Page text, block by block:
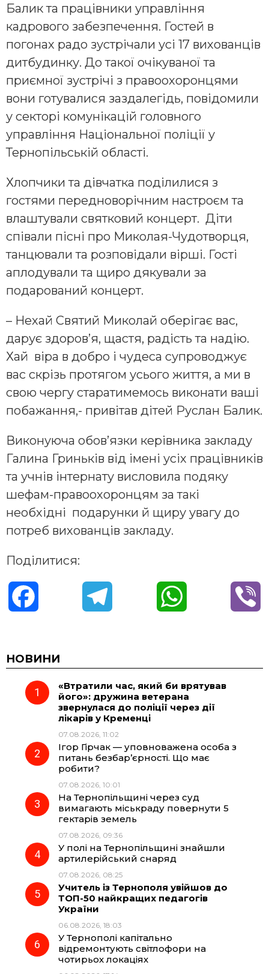
Балик та працівники управління
кадрового забезпечення. Гостей в
погонах радо зустрічали усі 17 вихованців
дитбудинку. До такої очікуваної та
приємної зустрічі з правоохоронцями
вони готувалися заздалегідь, повідомили
у секторі комунікацій головного
управління Національної поліції у
Тернопільській області.
Хлопчики та дівчатка поділилися з
гостями передноворічним настроєм та
влаштували святковий концерт. Діти
співали пісні про Миколая-Чудотворця,
танцювали та розповідали вірші. Гості
аплодували та щиро дякували за
подарований концерт.
– Нехай Святий Миколай оберігає вас,
дарує здоров’я, щастя, радість та надію.
Хай віра в добро і чудеса супроводжує
вас скрізь протягом усього життя, а ми в
свою чергу старатимемось виконати ваші
побажання,- привітав дітей Руслан Балик.
Виконуюча обов’язки керівника закладу
Галина Гриньків від імені усіх працівників
та учнів інтернату висловила подяку
шефам-правоохоронцям за такі
необхідні подарунки й щиру увагу до
потреб вихованців закладу.
Поділитися:
c
e
o
k
e
g
r
m
t
A
p
НОВИНИ
«Втратили час, який би врятував
його»: дружина ветерана
звернулася до поліції через дії
лікарів у Кременці
07.08.2026, 11:02
Ігор Гірчак — уповноважена особа з
питань безбар’єрності. Що має
робити?
07.08.2026, 10:01
На Тернопільщині через суд
вимагають міськраду повернути 5
гектарів земель
07.08.2026, 09:36
У полі на Тернопільщині знайшли
артилерійський снаряд
07.08.2026, 08:25
Учитель із Тернополя увійшов до
ТОП-50 найкращих педагогів
України
06.08.2026, 18:03
У Тернополі капітально
відремонтують світлофори на
чотирьох локаціях